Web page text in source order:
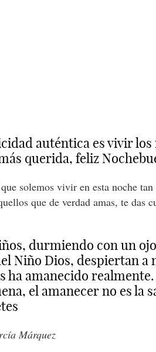
auténtica es vivir
querida, feliz
solemos vivir en esta noche
que de verdad amas, te das
durmiendo con un
Niño Dios, despiertan a
ha amanecido
el amanecer no es la
Márquez